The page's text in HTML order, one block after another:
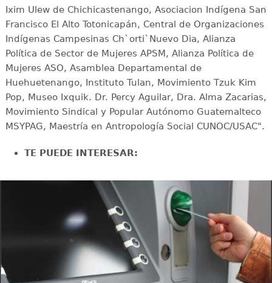
Ixim Ulew de Chichicastenango, Asociacion Indígena San
Francisco El Alto Totonicapán, Central de Organizaciones
Indígenas Campesinas Ch`orti`Nuevo Dia, Alianza
Política de Sector de Mujeres APSM, Alianza Política de
Mujeres ASO, Asamblea Departamental de
Huehuetenango, Instituto Tulan, Movimiento Tzuk Kim
Pop, Museo Ixquik. Dr. Percy Aguilar, Dra. Alma Zacarias,
Movimiento Sindical y Popular Autónomo Guatemalteco
MSYPAG, Maestría en Antropología Social CUNOC/USAC".
TE PUEDE INTERESAR: